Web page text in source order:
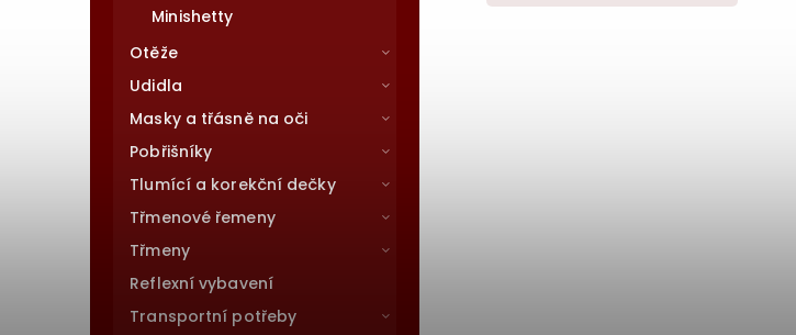
Minishetty
Otěže
Udidla
Masky a třásně na oči
Pobřišníky
Tlumící a korekční dečky
Třmenové řemeny
Třmeny
Reflexní vybavení
Transportní potřeby